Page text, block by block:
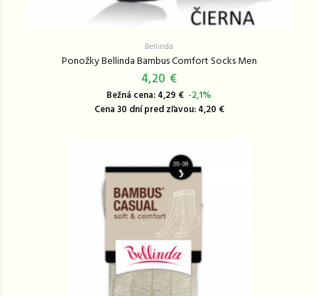
Bellinda
Ponožky Bellinda Bambus Comfort Socks Men
4,20 €
Bežná cena: 4,29 € -2,1%
Cena 30 dní pred zľavou: 4,20 €